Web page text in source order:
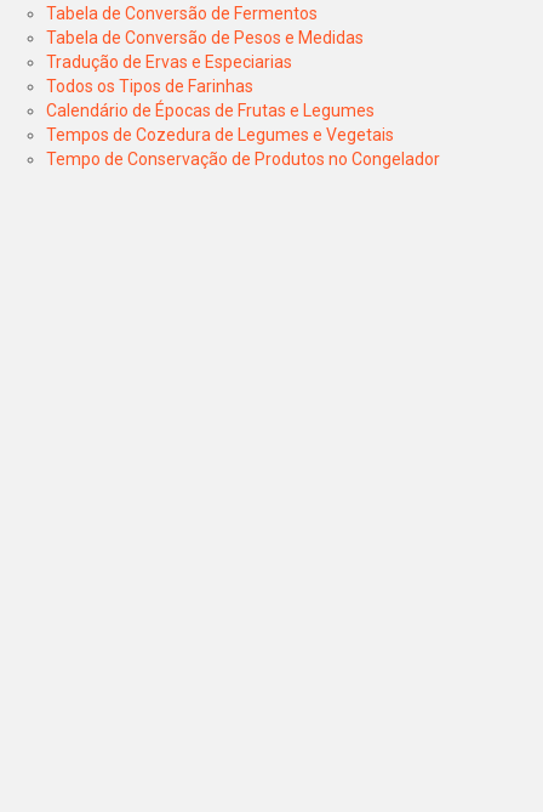
Tabela de Conversão de Fermentos
Tabela de Conversão de Pesos e Medidas
Tradução de Ervas e Especiarias
Todos os Tipos de Farinhas
Calendário de Épocas de Frutas e Legumes
Tempos de Cozedura de Legumes e Vegetais
Tempo de Conservação de Produtos no Congelador